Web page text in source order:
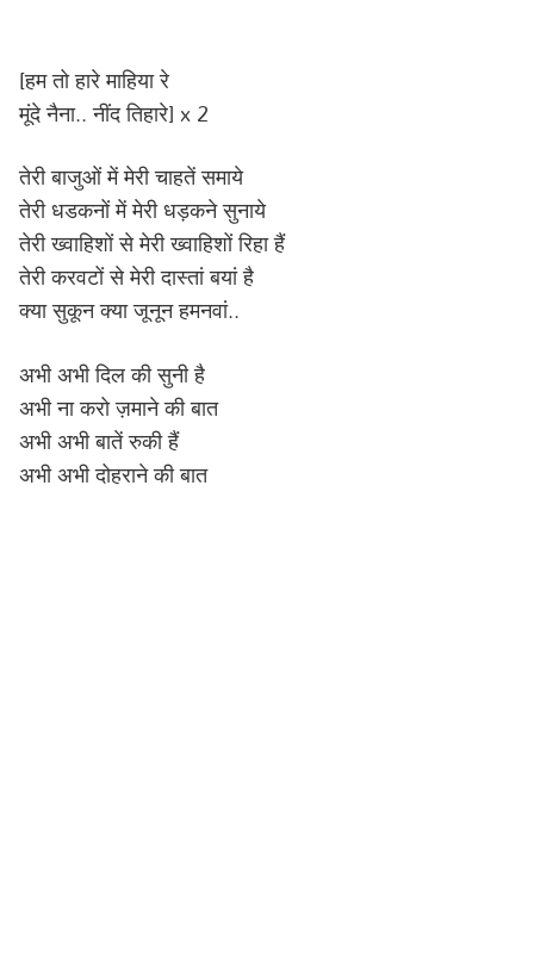
[हम तो हारे माहिया रे
मूंदे नैना.. नींद तिहारे] x 2
तेरी बाजुओं में मेरी चाहतें समाये
तेरी धडकनों में मेरी धड़कने सुनाये
तेरी ख्वाहिशों से मेरी ख्वाहिशों रिहा हैं
तेरी करवटों से मेरी दास्तां बयां है
क्या सुकून क्या जूनून हमनवां..
अभी अभी दिल की सुनी है
अभी ना करो ज़माने की बात
अभी अभी बातें रुकी हैं
अभी अभी दोहराने की बात